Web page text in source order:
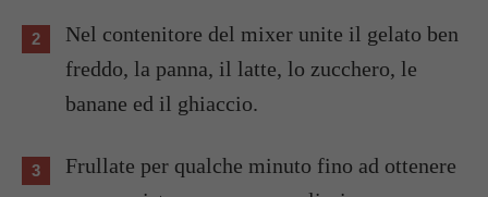
Nel contenitore del mixer unite il gelato ben
freddo, la panna, il latte, lo zucchero, le
banane ed il ghiaccio.
Frullate per qualche minuto fino ad ottenere